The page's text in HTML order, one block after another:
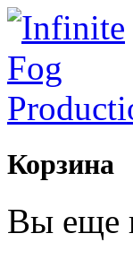
Корзина
Вы еще